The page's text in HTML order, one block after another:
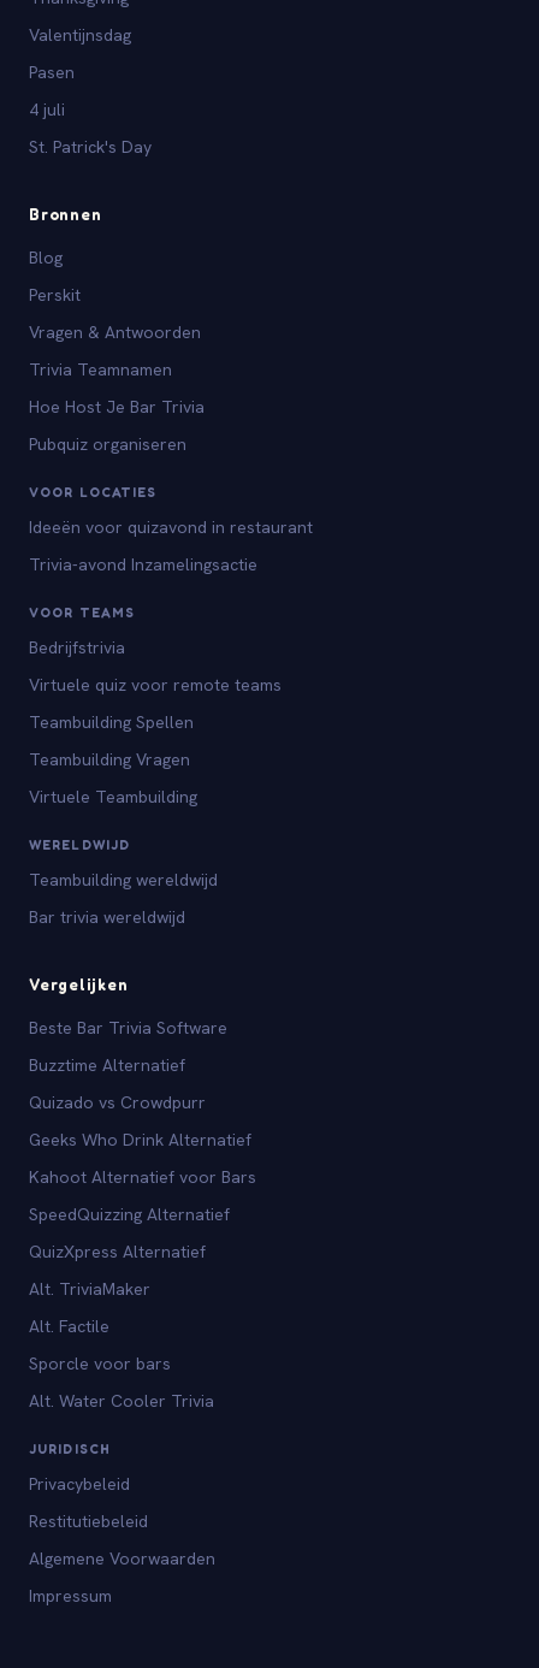
Valentijnsdag
Pasen
4 juli
St. Patrick's Day
Bronnen
Blog
Perskit
Vragen & Antwoorden
Trivia Teamnamen
Hoe Host Je Bar Trivia
Pubquiz organiseren
VOOR LOCATIES
Ideeën voor quizavond in restaurant
Trivia-avond Inzamelingsactie
VOOR TEAMS
Bedrijfstrivia
Virtuele quiz voor remote teams
Teambuilding Spellen
Teambuilding Vragen
Virtuele Teambuilding
WERELDWIJD
Teambuilding wereldwijd
Bar trivia wereldwijd
Vergelijken
Beste Bar Trivia Software
Buzztime Alternatief
Quizado vs Crowdpurr
Geeks Who Drink Alternatief
Kahoot Alternatief voor Bars
SpeedQuizzing Alternatief
QuizXpress Alternatief
Alt. TriviaMaker
Alt. Factile
Sporcle voor bars
Alt. Water Cooler Trivia
JURIDISCH
Privacybeleid
Restitutiebeleid
Algemene Voorwaarden
Impressum